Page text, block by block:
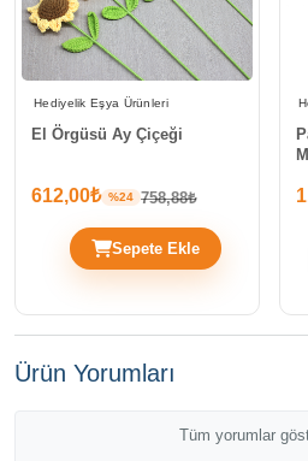
Hediyelik Eşya Ürünleri
El Örgüsü Ay Çiçeği
612,00₺ %24 758,88₺
Sepete Ekle
Ürün Yorumları
Tüm yorumlar